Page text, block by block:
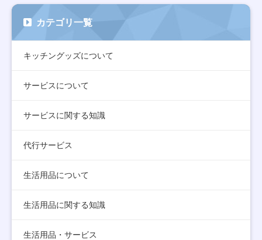
カテゴリ一覧
キッチングッズについて
サービスについて
サービスに関する知識
代行サービス
生活用品について
生活用品に関する知識
生活用品・サービス